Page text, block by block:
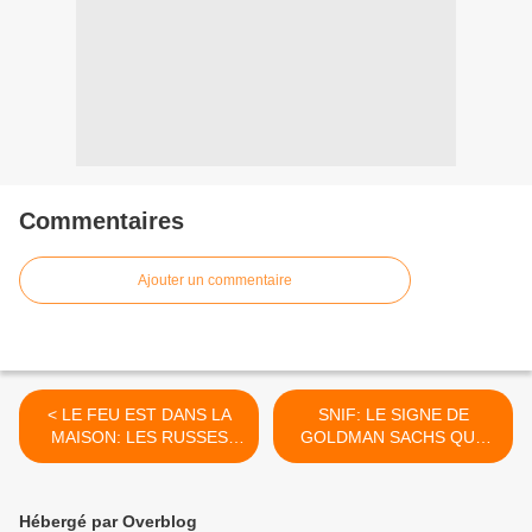
Commentaires
Ajouter un commentaire
< LE FEU EST DANS LA
MAISON: LES RUSSES
BAZARDENT AUSSI
SNIF: LE SIGNE DE
GOLDMAN SACHS QUE
RIEN NE VA PLUS >
Hébergé par Overblog